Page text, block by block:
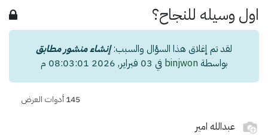
اول وسيله للنجاح؟
لقد تم إغلاق هذا السؤال والسبب:إنشاء منشور مطابق
بواسطة binjwon في 03 فبراير, 2026 08:03:01 م
145أدوات العرض
عبدالله امير